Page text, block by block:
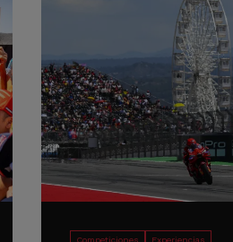
Competiciones Experiencias